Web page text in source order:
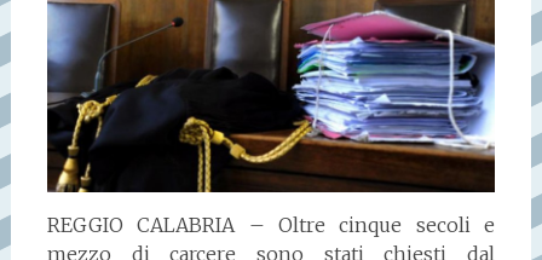
REGGIO CALABRIA – Oltre cinque secoli e
mezzo di carcere sono stati chiesti dal